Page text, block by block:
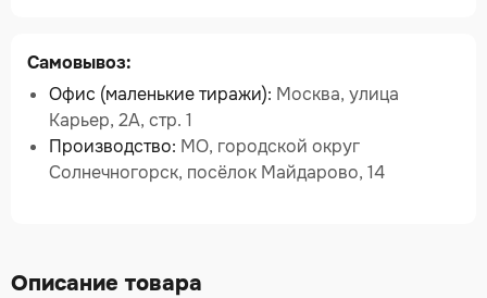
Самовывоз:
Офис (маленькие тиражи): Москва, улица
Карьер, 2А, стр. 1
Производство: МО, городской округ
Солнечногорск, посёлок Майдарово, 14
Описание товара